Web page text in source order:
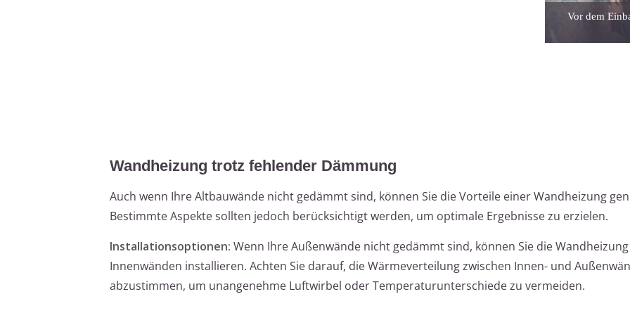
Vor dem
Wandheizung trotz fehlender Dämmung
Auch wenn Ihre Altbauwände nicht gedämmt sind, können Sie die Vorteile einer Wandheizung
Bestimmte Aspekte sollten jedoch berücksichtigt werden, um optimale Ergebnisse zu erzielen.
Installationsoptionen: Wenn Ihre Außenwände nicht gedämmt sind, können Sie die
Innenwänden installieren. Achten Sie darauf, die Wärmeverteilung zwischen Innen- und
abzustimmen, um unangenehme Luftwirbel oder Temperaturunterschiede zu vermeiden.